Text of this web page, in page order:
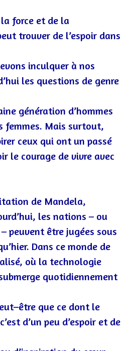
force et de la
trouver de l’espoir dans
inculquer à nos
les questions de genre
génération d’hommes
femmes. Mais surtout,
ceux qui ont un passé
le courage de vivre avec
de Mandela,
les nations – ou
– peuvent être jugées sous
Dans ce monde de
où la technologie
quotidiennement
–être que ce dont le
d’un peu d’espoir et de